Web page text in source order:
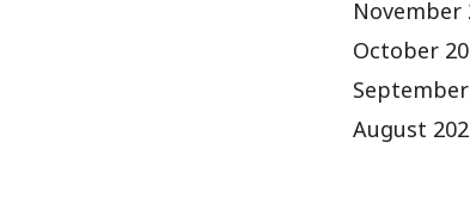
November
October
August